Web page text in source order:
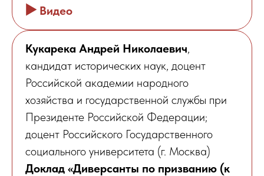
▶️ Видео
Кукарека Андрей Николаевич,
кандидат исторических наук, доцент
Российской академии народного
хозяйства и государственной службы при
Президенте Российской Федерации;
доцент Российского Государственного
социального университета (г. Москва)
Доклад «Диверсанты по призванию (к